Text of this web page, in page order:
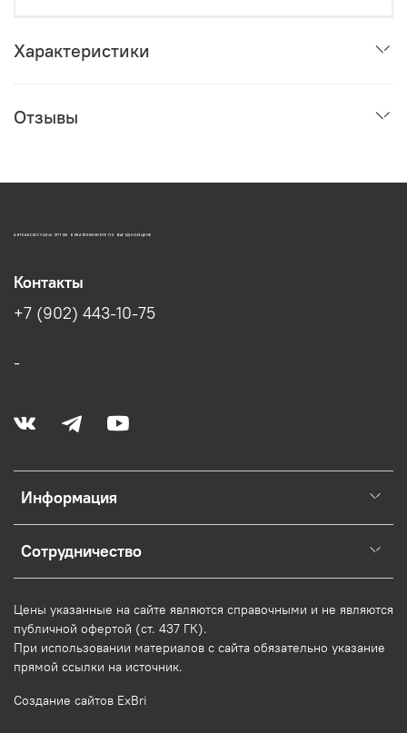
Характеристики
Отзывы
АВТОАКСЕССУАРЫ ОПТОМ В ЕКАТЕРИНБУРГЕ ПО ВЫГОДНОЙ ЦЕНЕ
Информация
Сотрудничество
Контакты
+7 (902) 443-10-75
-
Цены указанные на сайте являются справочными и не являются
публичной офертой (ст. 437 ГК).
При использовании материалов с сайта обязательно указание
прямой ссылки на источник.
Создание сайтов ExBri